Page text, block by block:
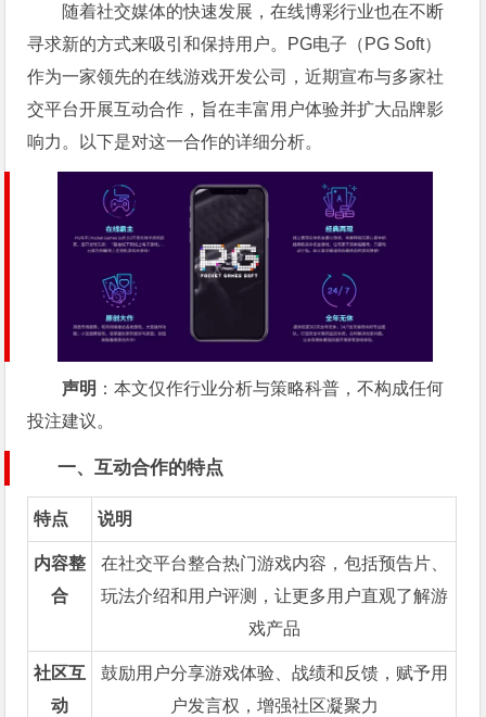
随着社交媒体的快速发展，在线博彩行业也在不断
寻求新的方式来吸引和保持用户。PG电子（PG Soft）
作为一家领先的在线游戏开发公司，近期宣布与多家社
交平台开展互动合作，旨在丰富用户体验并扩大品牌影
响力。以下是对这一合作的详细分析。
声明 ：本文仅作行业分析与策略科普，不构成任何
投注建议。
一、互动合作的特点
特点 说明
内容整
合
在社交平台整合热门游戏内容，包括预告片、
玩法介绍和用户评测，让更多用户直观了解游
戏产品
社区互
动
鼓励用户分享游戏体验、战绩和反馈，赋予用
户发言权，增强社区凝聚力